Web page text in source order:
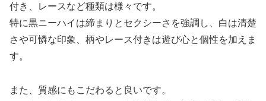
付き、レースなど種類は様々です。
特に黒ニーハイは締まりとセクシーさを強調し、白は清楚
さや可憐な印象、柄やレース付きは遊び心と個性を加えま
す。
また、質感にもこだわると良いです。